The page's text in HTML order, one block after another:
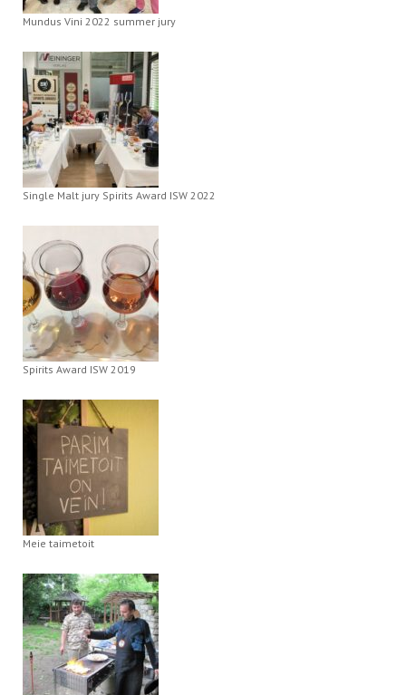
Mundus Vini 2022 summer jury
Single Malt jury Spirits Award ISW 2022
Spirits Award ISW 2019
Meie taimetoit